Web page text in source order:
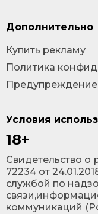
Условия
18+
Cвидетельство
72234 от
службой по
коммуникаций
Дополнительно
Купить рекламу
Политика
Предупреждение